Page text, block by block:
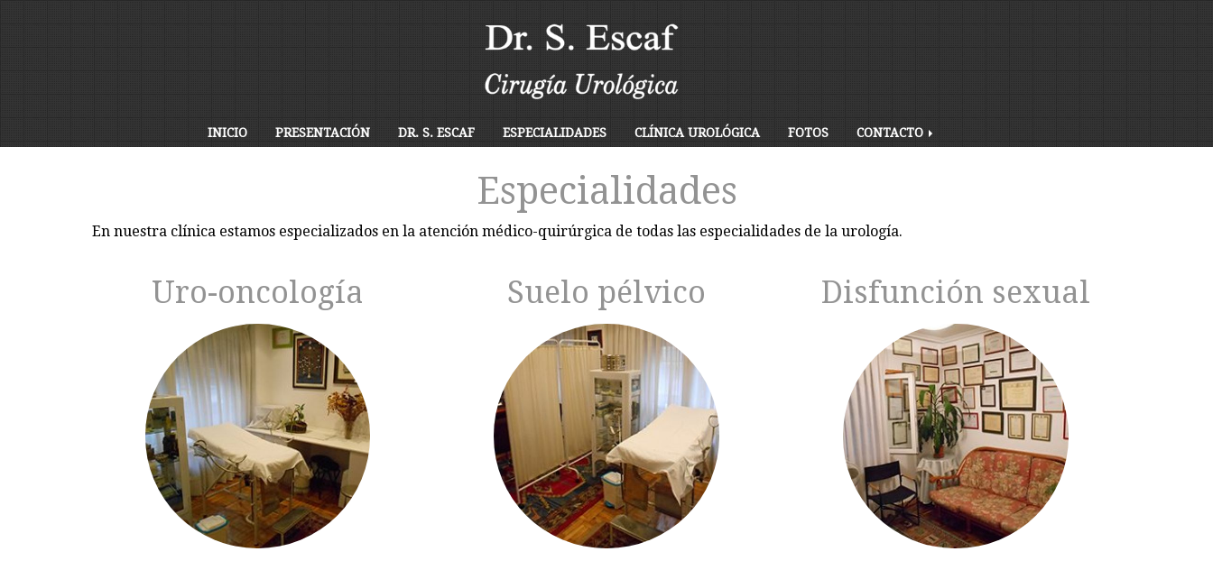
INICIO PRESENTACIÓN DR. S. ESCAF ESPECIALIDADES CLÍNICA UROLÓGICA FOTOS CONTACTO
Especialidades
En nuestra clínica estamos especializados en la atención médico-quirúrgica de todas las especialidades de la urología.
Uro-oncología Suelo pélvico Disfunción sexual